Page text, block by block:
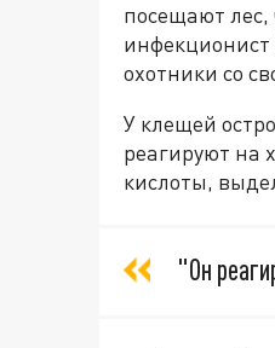
посещают лес,
инфекционист
охотники со
У клещей
реагируют на
кислоты,
"Он